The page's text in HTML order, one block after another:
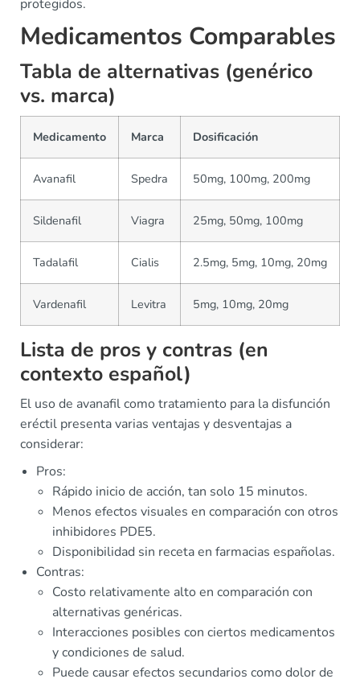
protegidos.
Medicamentos Comparables
Tabla de alternativas (genérico
vs. marca)
Medicamento Marca Dosificación
Avanafil Spedra 50mg, 100mg, 200mg
Sildenafil Viagra 25mg, 50mg, 100mg
Tadalafil Cialis 2.5mg, 5mg, 10mg, 20mg
Vardenafil Levitra 5mg, 10mg, 20mg
Lista de pros y contras (en
contexto español)
El uso de avanafil como tratamiento para la disfunción
eréctil presenta varias ventajas y desventajas a
considerar:
Pros:
Rápido inicio de acción, tan solo 15 minutos.
Menos efectos visuales en comparación con otros
inhibidores PDE5.
Disponibilidad sin receta en farmacias españolas.
Contras:
Costo relativamente alto en comparación con
alternativas genéricas.
Interacciones posibles con ciertos medicamentos
y condiciones de salud.
Puede causar efectos secundarios como dolor de